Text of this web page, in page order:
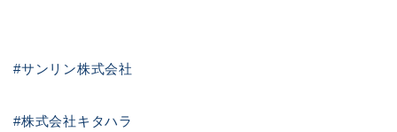
#サンリン株式会社
#株式会社キタハラ